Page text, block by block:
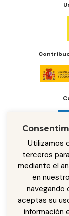
Órgano
Utilizamos
terceros
mediante el
en
navegando
aceptas su
información